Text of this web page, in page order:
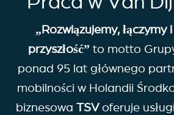
„Rozwiązujemy, łączymy
przyszłość” to motto
ponad 95 lat głównego
mobilności w Holandii
biznesowa TSVoferuje